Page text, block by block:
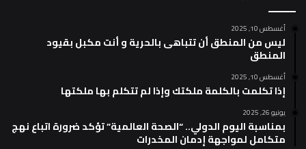
أغسطس 10, 2025
ليس من المنطق أن تتباهى بالحرية و أنت مكبل بقيود
المنطق
أغسطس 10, 2025
إذا تكلمت بالكلمة ملكتك وإذا لم تتكلم بها ملكتها
يونيو 26, 2025
بمناسبة اليوم الدولي.. “الصحة العالمية” تؤكد ضرورة اتباع نهج
متكامل لمواجهة إدمان المخدرات